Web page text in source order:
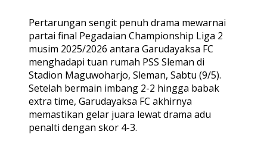
Pertarungan sengit penuh drama mewarnai
partai final Pegadaian Championship Liga 2
musim 2025/2026 antara Garudayaksa FC
menghadapi tuan rumah PSS Sleman di
Stadion Maguwoharjo, Sleman, Sabtu (9/5).
Setelah bermain imbang 2-2 hingga babak
extra time, Garudayaksa FC akhirnya
memastikan gelar juara lewat drama adu
penalti dengan skor 4-3.